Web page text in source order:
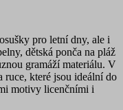
pro letní dny, ale i
dětská ponča na pláž
gramáží materiálu. V
ruce, které jsou ideální do
motivy licenčními i